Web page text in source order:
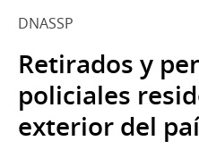
DNASSP
Retirados y
policiales
exterior del